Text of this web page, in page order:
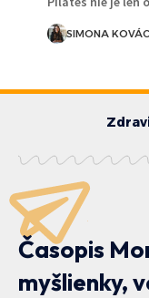
SIMONA
Časopis
myšlienky,